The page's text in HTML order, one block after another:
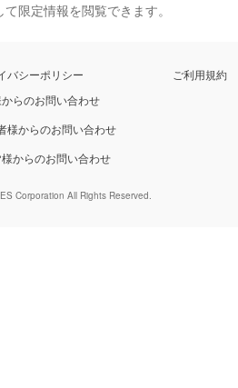
て限定情報を閲覧できます。
バシーポリシー
ご利用規約
らのお問い合わせ
様からのお問い合わせ
からのお問い合わせ
Corporation All Rights Reserved.